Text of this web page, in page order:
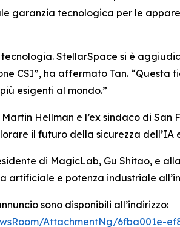
garanzia tecnologica per le
StellarSpace si è
CSI”, ha affermato Tan.
esigenti al mondo.”
Hellman e l’ex sindaco di
il futuro della sicurezza
di MagicLab, Gu Shitao, e
artificiale e potenza industriale
sono disponibili all’indirizzo:
AttachmentNg/6fba001e-